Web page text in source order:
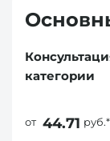
категории
от 44.71 руб.*